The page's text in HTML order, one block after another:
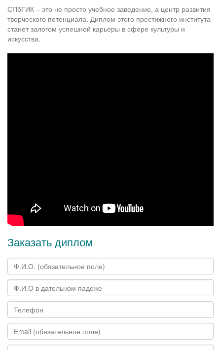
СПбГИК – это не просто учебное заведение, а центр развития
творческого потенциала. Диплом этого престижного института
станет залогом успешной карьеры в сфере культуры и
искусства.
Заказать диплом